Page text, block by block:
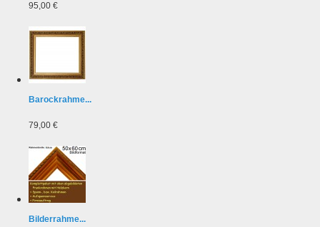
95,00 €
Barockrahme...
79,00 €
Bilderrahme...